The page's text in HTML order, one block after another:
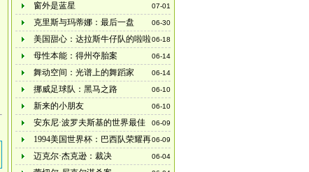
07-01
窗外是蓝星
06-30
克里斯与玛蒂娜：最后一盘
06-18
美国甜心：达拉斯牛仔队的啦啦
队长 三季全
06-14
母性本能：得州夺胎案
06-14
舞动空间：光谱上的舞蹈家
06-10
挪威足球队：黑马之路
06-10
新来的小朋友
06-09
安东尼·波罗夫斯基的世界最佳
之旅
06-09
1994美国世界杯：巴西队荣耀再
临
06-04
迈克尔·杰克逊：裁决